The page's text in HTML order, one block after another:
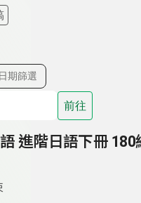
日期篩選
前往
進階日語下冊 180